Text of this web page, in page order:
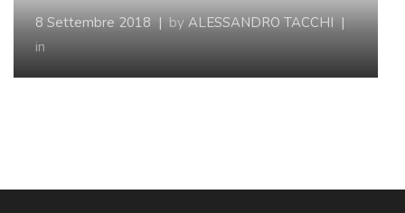
8 Settembre 2018 | by ALESSANDRO TACCHI |
in